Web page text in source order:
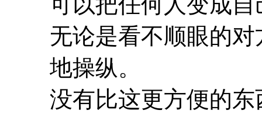
无论是看不顺眼的
地操纵。
没有比这更方便的东